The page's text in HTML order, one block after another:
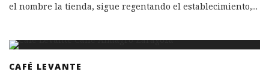
el nombre la tienda, sigue regentando el establecimiento,...
CAFÉ LEVANTE